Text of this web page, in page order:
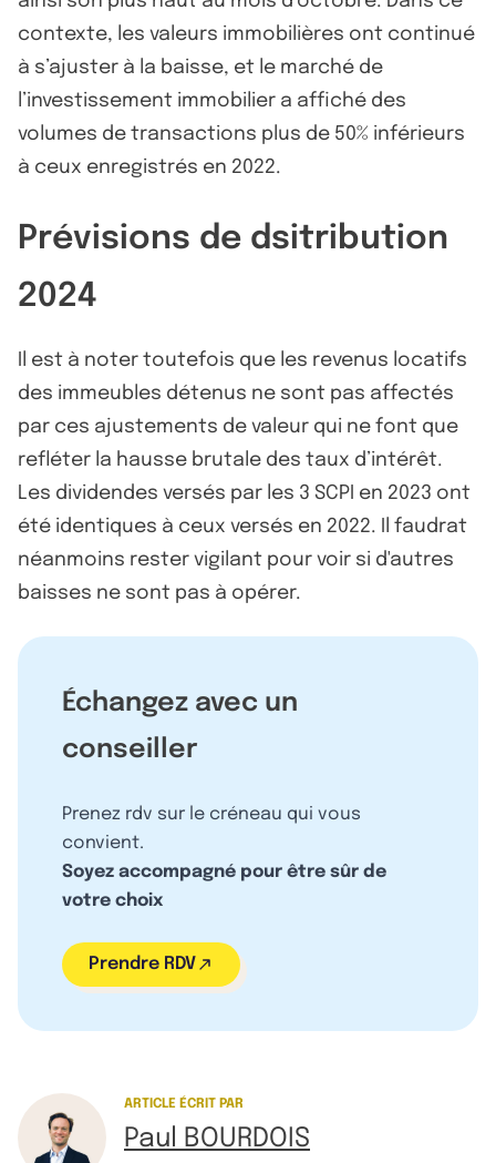
contexte, les valeurs immobilières ont continué
à s’ajuster à la baisse, et le marché de
l’investissement immobilier a affiché des
volumes de transactions plus de 50% inférieurs
à ceux enregistrés en 2022.
Prévisions de dsitribution
2024
Il est à noter toutefois que les revenus locatifs
des immeubles détenus ne sont pas affectés
par ces ajustements de valeur qui ne font que
refléter la hausse brutale des taux d’intérêt.
Les dividendes versés par les 3 SCPI en 2023 ont
été identiques à ceux versés en 2022. Il faudrat
néanmoins rester vigilant pour voir si d'autres
baisses ne sont pas à opérer.
Échangez avec un
conseiller
Prenez rdv sur le créneau qui vous
convient.
Soyez accompagné pour être sûr de
votre choix
Prendre RDV
ARTICLE ÉCRIT PAR
Paul BOURDOIS